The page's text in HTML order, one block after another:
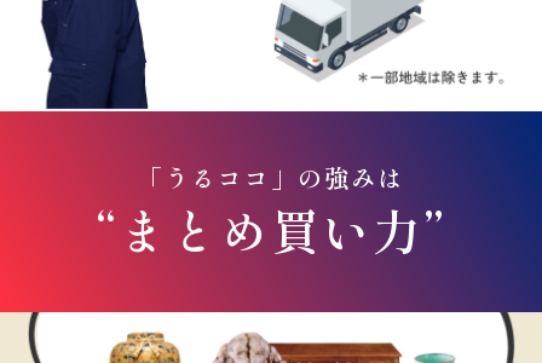
「うるココ」の強みは
“まとめ買い力”